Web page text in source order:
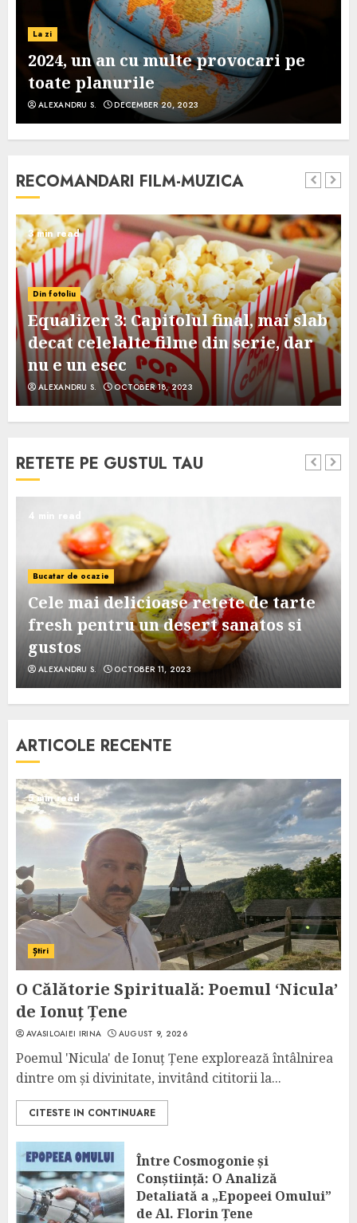
La zi
2024, un an cu multe provocari pe
toate planurile
ALEXANDRU S. DECEMBER 20, 2023
RECOMANDARI FILM-MUZICA
3 min read
Din fotoliu
Equalizer 3: Capitolul final, mai slab
decat celelalte filme din serie, dar
nu e un esec
ALEXANDRU S. OCTOBER 18, 2023
RETETE PE GUSTUL TAU
4 min read
Bucatar de ocazie
Cele mai delicioase retete de tarte
fresh pentru un desert sanatos si
gustos
ALEXANDRU S. OCTOBER 11, 2023
ARTICOLE RECENTE
5 min read
Știri
O Călătorie Spirituală: Poemul ‘Nicula’
de Ionuț Țene
AVASILOAIEI IRINA AUGUST 9, 2026
Poemul 'Nicula' de Ionuț Țene explorează întâlnirea
dintre om și divinitate, invitând cititorii la...
CITESTE IN CONTINUARE
Între Cosmogonie și
Conștiință: O Analiză
Detaliată a „Epopeei Omului”
de Al. Florin Țene